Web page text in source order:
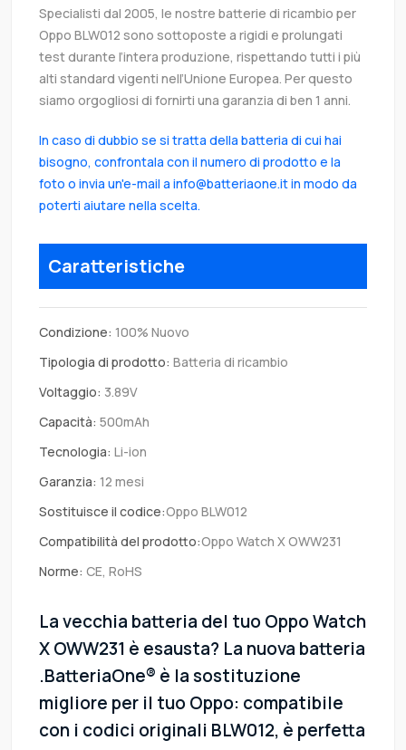
Specialisti dal 2005, le nostre batterie di ricambio per
Oppo BLW012 sono sottoposte a rigidi e prolungati
test durante l’intera produzione, rispettando tutti i più
alti standard vigenti nell’Unione Europea. Per questo
siamo orgogliosi di fornirti una garanzia di ben 1 anni.
In caso di dubbio se si tratta della batteria di cui hai
bisogno, confrontala con il numero di prodotto e la
foto o invia un'e-mail a info@batteriaone.it in modo da
poterti aiutare nella scelta.
Caratteristiche
Condizione: 100% Nuovo
Tipologia di prodotto: Batteria di ricambio
Voltaggio: 3.89V
Capacità: 500mAh
Tecnologia: Li-ion
Garanzia: 12 mesi
Sostituisce il codice:Oppo BLW012
Compatibilità del prodotto:Oppo Watch X OWW231
Norme: CE, RoHS
La vecchia batteria del tuo Oppo Watch
X OWW231 è esausta? La nuova batteria
.BatteriaOne® è la sostituzione
migliore per il tuo Oppo: compatibile
con i codici originali BLW012, è perfetta